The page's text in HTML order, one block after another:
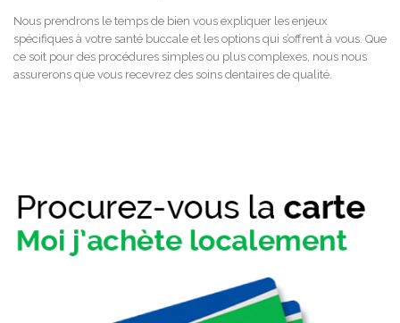
Nous prendrons le temps de bien vous expliquer les enjeux
spécifiques à votre santé buccale et les options qui s’offrent à vous. Que
ce soit pour des procédures simples ou plus complexes, nous nous
assurerons que vous recevrez des soins dentaires de qualité.